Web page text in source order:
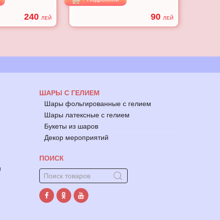
240 ЛЕЙ 90 ЛЕЙ
ШАРЫ С ГЕЛИЕМ
Шары фольгированные с гелием
Шары латексные с гелием
Букеты из шаров
Декор мероприятий
ПОИСК